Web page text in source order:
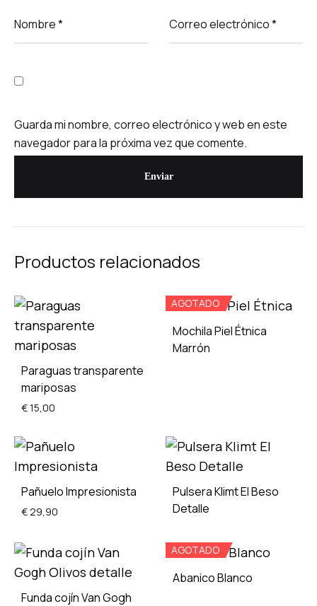
Nombre* Correo electrónico*
Guarda mi nombre, correo electrónico y web en este
navegador para la próxima vez que comente.
Productos relacionados
Paraguas transparente
mariposas
€15,00
WISHLIST
AGOTADO
Mochila Piel Étnica
Marrón
Pañuelo Impresionista
€29,90
Pulsera Klimt El Beso
Detalle
Funda cojín Van Gogh
AGOTADO
Abanico Blanco